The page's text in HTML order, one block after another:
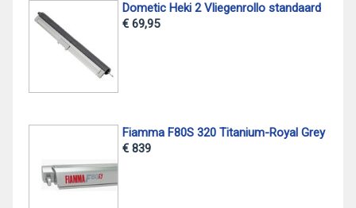
Dometic Heki 2 Vliegenrollo standaard
€ 69,95
Fiamma F80S 320 Titanium-Royal Grey
€ 839